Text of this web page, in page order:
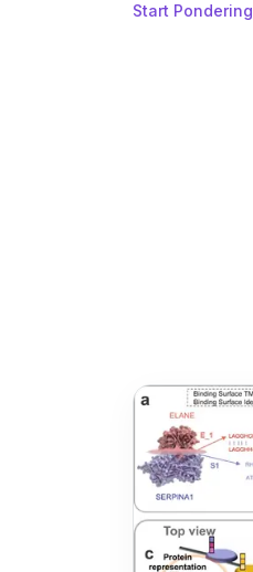
Start Pondering